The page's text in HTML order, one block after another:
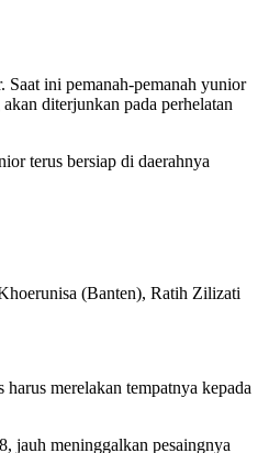
Saat ini pemanah-pemanah yunior
diterjunkan pada perhelatan
terus bersiap di daerahnya
(Banten), Ratih Zilizati
merelakan tempatnya kepada
jauh meninggalkan pesaingnya